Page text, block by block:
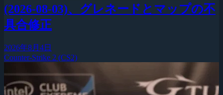
(2026-08-03)、グレネードとマップの不
具合修正
2026年8月4日
Counter-Strike 2 (CS2)